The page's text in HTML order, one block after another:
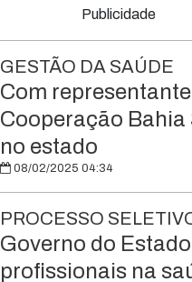
Publicidade
GESTÃO DA SAÚDE
Com
Cooperação
no estado
08/02/2025 04:34
PROCESSO
Governo do
profissionais na